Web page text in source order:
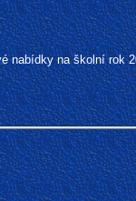
nabídky na školní rok